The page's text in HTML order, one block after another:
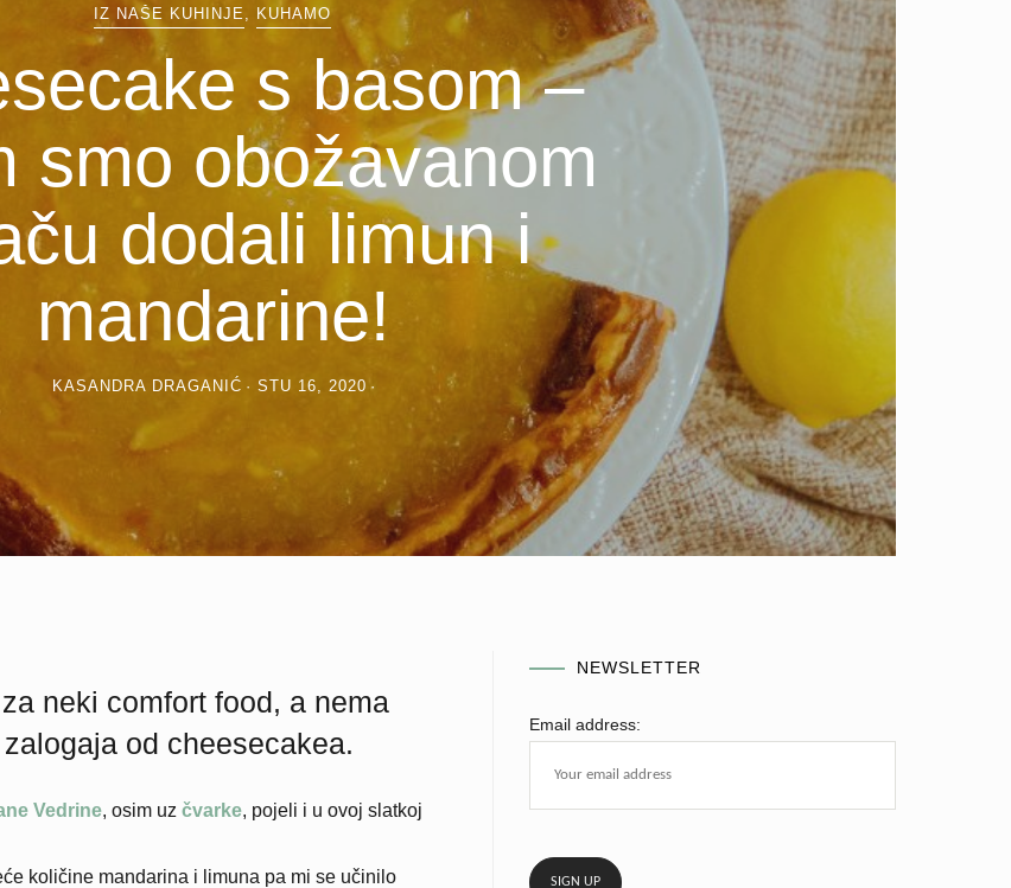
IZ NAŠE KUHINJE KUHAMO
s basom –
smo obožavanom
dodali limun i
mandarine!
KASANDRA DRAGANIĆ STU 16, 2020
neki comfort food, a nema
od cheesecakea.
Vedrine, osim uz čvarke, pojeli i u ovoj slatkoj
količine mandarina i limuna pa mi se učinilo
NEWSLETTER
Email address: